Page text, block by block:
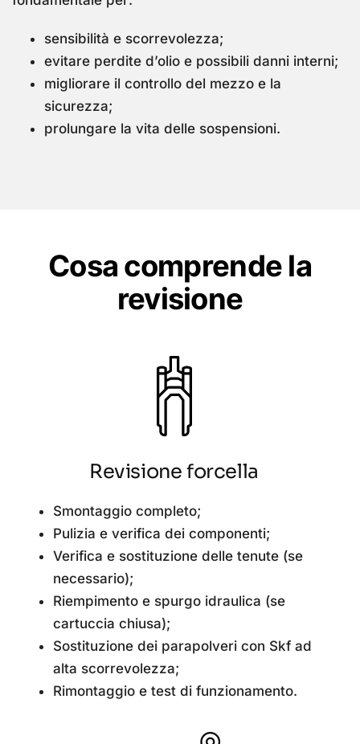
sensibilità e scorrevolezza;
evitare perdite d’olio e possibili danni interni;
migliorare il controllo del mezzo e la
sicurezza;
prolungare la vita delle sospensioni.
Cosa comprende la
revisione
Revisione forcella
Smontaggio completo;
Pulizia e verifica dei componenti;
Verifica e sostituzione delle tenute (se
necessario);
Riempimento e spurgo idraulica (se
cartuccia chiusa);
Sostituzione dei parapolveri con Skf ad
alta scorrevolezza;
Rimontaggio e test di funzionamento.